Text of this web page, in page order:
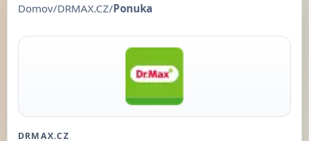
Domov/DRMAX.CZ/Ponuka
DRMAX.CZ